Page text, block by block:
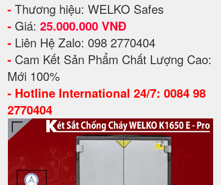
- Thương hiệu: WELKO Safes
- Giá: 25.000.000 VNĐ
- Liên Hệ Zalo: 098 2770404
- Cam Kết Sản Phẩm Chất Lượng Cao:
Mới 100%
- Hotline International 24/7: 0084 98
2770404